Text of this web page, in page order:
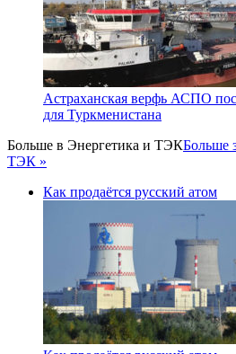
Астраханская верфь АСПО
для Туркменистана
Больше в Энергетика и ТЭКБольше
ТЭК »
Как продаётся русский атом